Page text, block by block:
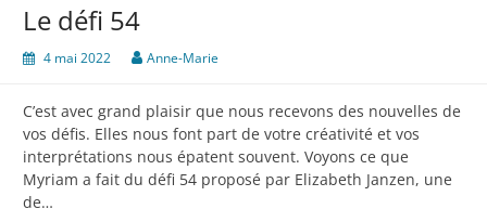
Le défi 54
4 mai 2022 Anne-Marie
C’est avec grand plaisir que nous recevons des nouvelles de
vos défis. Elles nous font part de votre créativité et vos
interprétations nous épatent souvent. Voyons ce que
Myriam a fait du défi 54 proposé par Elizabeth Janzen, une
de…